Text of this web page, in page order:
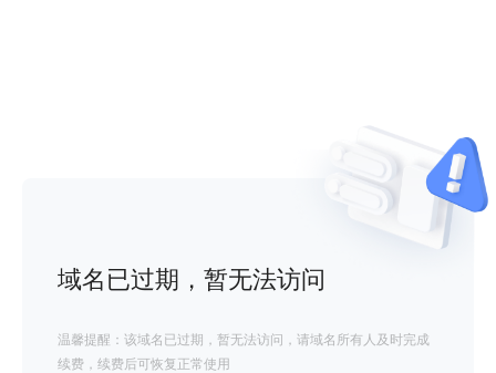
域名已过期，暂无法访问
温馨提醒：该域名已过期，暂无法访问，请域名所有人及时完成
续费，续费后可恢复正常使用